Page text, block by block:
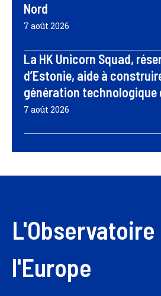
Nord
7 août 2026
La HK Unicorn Squad,
d’Estonie, aide à
génération technologique
7 août 2026
L'Observatoire
l'Europe